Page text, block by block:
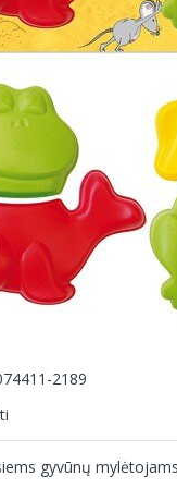
2189
gyvūnų